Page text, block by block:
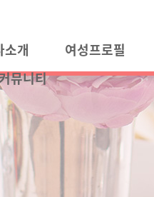
소개
여성프로필
뮤니티